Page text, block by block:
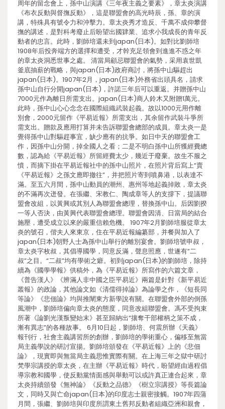
周年的留念會上，孫中山演講《三年夜主義之要素》，章太炎演講
《布衣反動與督撫反動》，這是聯盟會的高光時辰，孫、章的演
講，特殊具有號令力和沖擊力。章太炎秀才造反、千萬不成仰攀督
撫的講述，是對科考廢止后盼望出國肄業、追求小我成長的青年反
動者的忠言。此時，劉師培還未到japan(日本)。如對比劉師培
1908年后投奔端方的選擇和遭受，才幹充足領會到進進不惑之年
的章太炎洞悉世事之處。 清當局顧忌聯盟會的氣勢，采用袁世凱
釜底抽薪的戰略，與japan(日本)政府商討，將孫中山驅趕出
japan(日本)。1907年2月，japan(日本)外務省出頭具名，請求
孫中山自行分開japan(日本)，許諾三年后可以重返。并贈孫中山
7000元作為離日所需支出。japan(日本)商人鈴木又附贈1萬元。
此時，孫中山心心念念在國際組織武裝起義。故以1000元用作離
別會，2000元留作《平易近報》所需支出，其余留作武裝斗爭所
需支出。贈款及應用打算并未告訴聯盟會總部的成員。章太炎一是
覺得孫中山對驅趕事宜，缺少應有的抗爭。如日中天的聯盟會工
作，因孫中山分開，掉全國人之看；二是不明白孫中山所獲經費總
數，認為給《平易近報》所留經費太少，幾近于廢棄。故生不服之
憤，而摘下掛在平易近報社中的孫中山照片，在照片背后寫上“賣
《平易近報》之孫文應即撤往”，并把照片寄到噴鼻港，以表達不
滿。至五六月間，孫中山動員的潮州、惠州等地起義掉敗，章太炎
的不滿再次迸發。在張繼、宋教仁、陶成章等人的支撐下，提議聯
盟會改組，以黃興或其別人為聯盟會總理，替換孫中山。后因劉揆
一等人否決，由黃興代表聯盟會總理。聯盟會因清、日當局的結合
施壓，遭受成立以來的嚴重信賴危機。 1907年2月劉師培服從章太
炎的號召，偕夫人來東京，住在平易近報編纂部，并餐與加入了
japan(日本)朝野人士為孫中山舉行的離別宴會。劉師培號申叔，
章太炎字枚叔，其倡導國學，同意反滿，聲息照應，世遂有“二
叔”之目。“二叔”均有學術之癖。初到japan(日本)的劉師培，除持
續為《國學學報》供稿外，為《平易近報》所寫作的六篇文章，
《普告漢人》《辨滿人非中國之臣平易近》兩篇是針對《新平易近
叢報》的政論，其他論文如《清儒得掉論》為論學之作，《短長同
等論》《悲佃論》均與推闡東方新學說有關。在聯盟會外部的倒孫
風潮中，劉師培偏向章太炎的態度，同意改組聯盟會。馮不受拘束
所著《論劉光漢叛變始末》甚至歸納出“攘奪干部權柄之策不成，
漸有異志”的各種故事。 6月10日起，劉師培、何震所辦《天義》
報刊行，社會主義講習所的創辦，劉師培的學術重心，偏移至無當
局主義學說的研討宣揚。劉師培頒發在《平易近報》上的《悲佃
論》，現實即與無當局主義思惟實際有關。在上海三年之獄中研討
梵學宗講授的章太炎，在主辦《平易近報》時代，盼望經由過程倡
導宗教和國學，使反動黨情面感與舉動可以或許真正連合起來，章
太炎持續頒發《無神論》《反動之品德》《樹立宗講授》等長篇論
文，同時又與亡命japan(日本)的印度志士親密接觸。1907年四蒲
月間，張繼、劉師培與印度所謂東土舊邦反動者組織亞洲和親會，